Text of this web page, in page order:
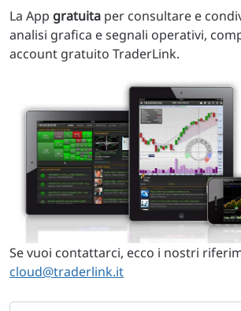
La App gratuita per consultare e
analisi grafica e segnali operativi,
account gratuito TraderLink.
Se vuoi contattarci, ecco i nostri
cloud@traderlink.it